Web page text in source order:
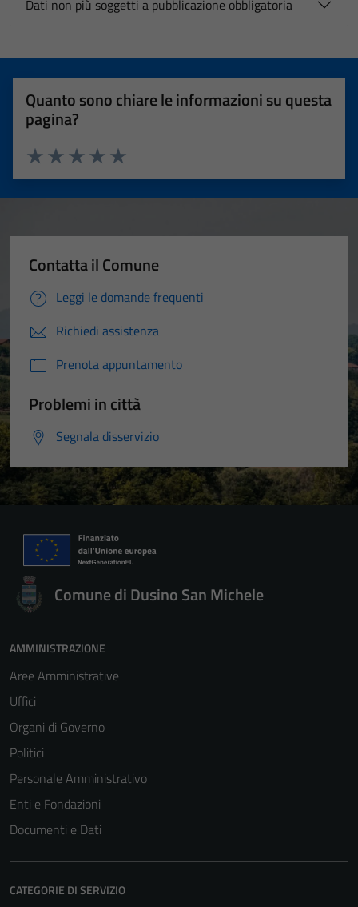
Dati non più soggetti a pubblicazione obbligatoria
Quanto sono chiare le informazioni su questa
pagina?
Valuta 5 stelle su 5
Valuta 4 stelle su 5
Valuta 3 stelle su 5
Valuta 2 stelle su 5
Valuta 1 stelle su 5
Contatta il Comune
Leggi le domande frequenti
Richiedi assistenza
Prenota appuntamento
Problemi in città
Segnala disservizio
Comune di Dusino San Michele
AMMINISTRAZIONE
Aree Amministrative
Uffici
Organi di Governo
Politici
Personale Amministrativo
Enti e Fondazioni
Documenti e Dati
CATEGORIE DI SERVIZIO